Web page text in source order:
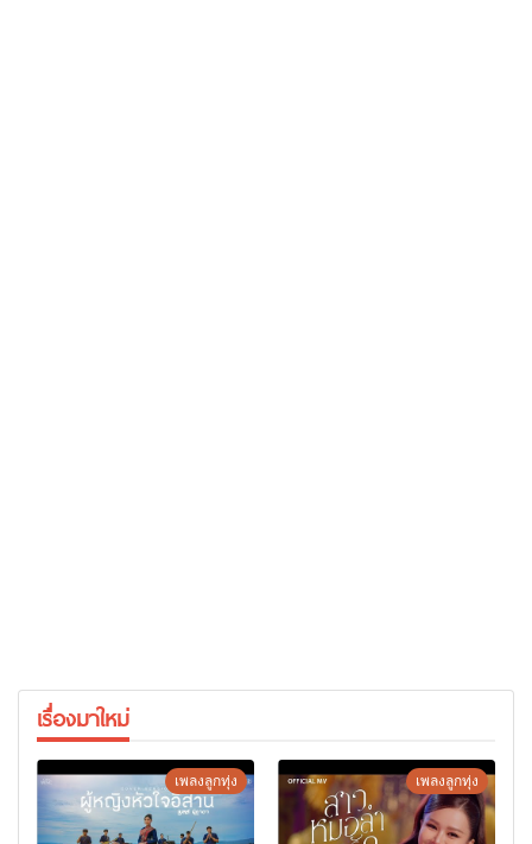
เรื่องมาใหม่
เพลงลูกทุ่ง เพลงลูกทุ่ง